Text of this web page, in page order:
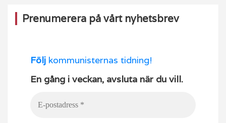
Prenumerera på vårt nyhetsbrev
Följ kommunisternas tidning!
En gång i veckan, avsluta när du vill.